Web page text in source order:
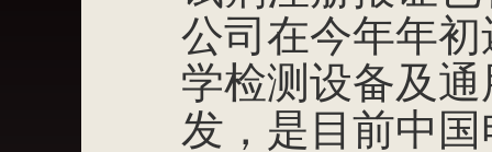
公司在今年年
学检测设备及
发，是目前中